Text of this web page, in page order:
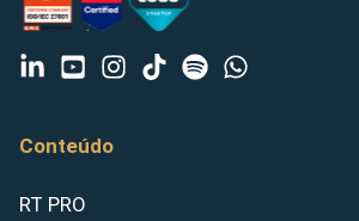
Conteúdo
RT PRO